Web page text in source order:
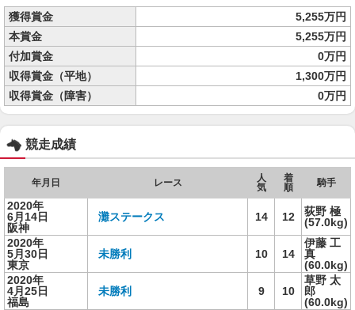
獲得賞金
5,255万円
本賞金
5,255万円
付加賞金
0万円
収得賞金（平地）
1,300万円
収得賞金（障害）
0万円
競走成績
年月日 レース
人
気
着
順
騎手
2020年
6月14日
阪神
灘ステークス 14 12
荻野 極
(57.0kg)
2020年
5月30日
東京
未勝利 10 14
伊藤 工
真
(60.0kg)
2020年
4月25日
福島
未勝利 9 10
草野 太
郎
(60.0kg)